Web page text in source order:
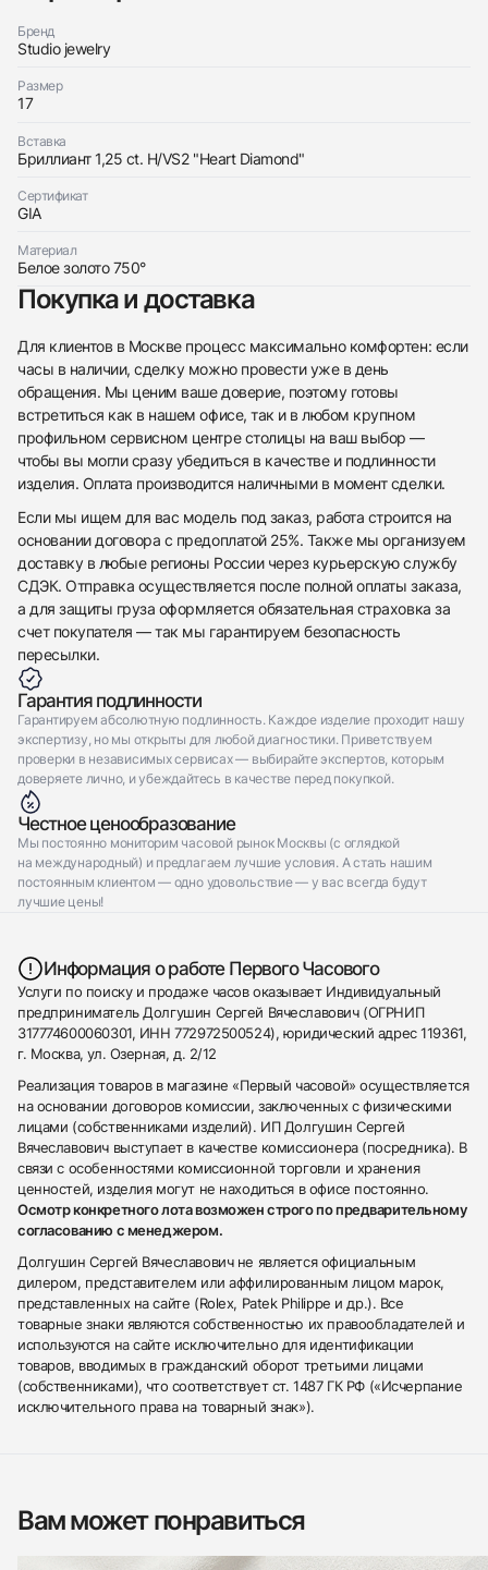
Бренд
Studio jewelry
Размер
17
Вставка
Бриллиант 1,25 ct. H/VS2 "Heart Diamond"
Сертификат
GIA
Материал
Белое золото 750°
Покупка и доставка
Для клиентов в Москве процесс максимально комфортен: если
часы в наличии, сделку можно провести уже в день
обращения. Мы ценим ваше доверие, поэтому готовы
встретиться как в нашем офисе, так и в любом крупном
профильном сервисном центре столицы на ваш выбор —
чтобы вы могли сразу убедиться в качестве и подлинности
изделия. Оплата производится наличными в момент сделки.
Если мы ищем для вас модель под заказ, работа строится на
основании договора с предоплатой 25%. Также мы организуем
доставку в любые регионы России через курьерскую службу
СДЭК. Отправка осуществляется после полной оплаты заказа,
а для защиты груза оформляется обязательная страховка за
счет покупателя — так мы гарантируем безопасность
пересылки.
Гарантия подлинности
Гарантируем абсолютную подлинность. Каждое изделие проходит нашу
экспертизу, но мы открыты для любой диагностики. Приветствуем
проверки в независимых сервисах — выбирайте экспертов, которым
доверяете лично, и убеждайтесь в качестве перед покупкой.
Честное ценообразование
Мы постоянно мониторим часовой рынок Москвы (с оглядкой
на международный) и предлагаем лучшие условия. А стать нашим
постоянным клиентом — одно удовольствие — у вас всегда будут
лучшие цены!
Информация о работе Первого Часового
Услуги по поиску и продаже часов оказывает Индивидуальный
предприниматель Долгушин Сергей Вячеславович (ОГРНИП
317774600060301, ИНН 772972500524), юридический адрес 119361,
г. Москва, ул. Озерная, д. 2/12
Реализация товаров в магазине «Первый часовой» осуществляется
на основании договоров комиссии, заключенных с физическими
лицами (собственниками изделий). ИП Долгушин Сергей
Вячеславович выступает в качестве комиссионера (посредника). В
связи с особенностями комиссионной торговли и хранения
ценностей, изделия могут не находиться в офисе постоянно.
Осмотр конкретного лота возможен строго по предварительному
согласованию с менеджером.
Долгушин Сергей Вячеславович не является официальным
дилером, представителем или аффилированным лицом марок,
представленных на сайте (Rolex, Patek Philippe и др.). Все
товарные знаки являются собственностью их правообладателей и
используются на сайте исключительно для идентификации
товаров, вводимых в гражданский оборот третьими лицами
(собственниками), что соответствует ст. 1487 ГК РФ («Исчерпание
исключительного права на товарный знак»).
Заказать эти часы
Оставьте ваши контактные данные и мы свяжемся
Diamond&quot;
$6,100
Отправить заявку
Оставьте ваши контактные данные и мы свяжемся
$6,100
Приложите фото ваших часов…
Вам может понравиться